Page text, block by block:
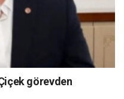
görevden